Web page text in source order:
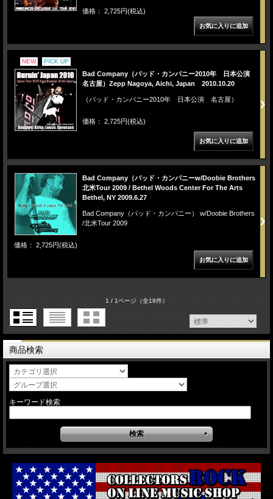
価格： 2,725円(税込)
NEW PICK UP
Bad Company（バッド・カンパニー2010年 日本公演
名古屋）Zepp Nagoya, Aichi, Japan 2010.10.20
（バッド・カンパニー2010年 日本公演 名古屋）
価格： 2,725円(税込)
Bad Company（バッド・カンパニーw/Doobie Brothers
北米Tour 2009 / Bethel Woods Center For The Arts
Bethel, NY 2009.6.27
Bad Company（バッド・カンパニー） w/Doobie Brothers
/北米Tour 2009
価格： 2,725円(税込)
1 / 1ページ（全18件）
商品検索
キーワード検索